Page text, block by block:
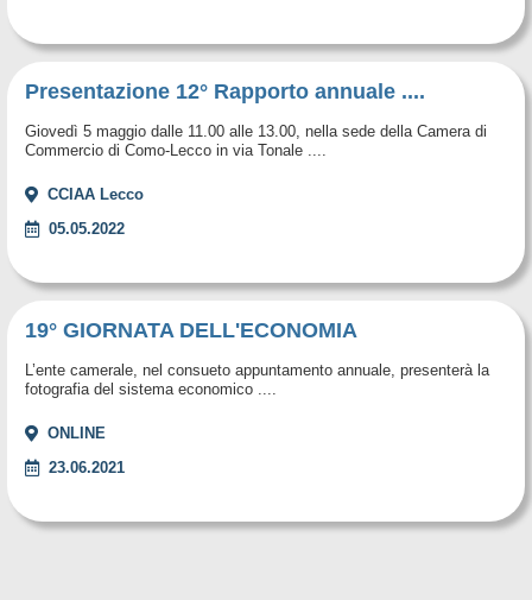
Presentazione 12° Rapporto annuale ....
Giovedì 5 maggio dalle 11.00 alle 13.00, nella sede della Camera di
Commercio di Como-Lecco in via Tonale ....
CCIAA Lecco
05.05.2022
19° GIORNATA DELL'ECONOMIA
L’ente camerale, nel consueto appuntamento annuale, presenterà la
fotografia del sistema economico ....
ONLINE
23.06.2021